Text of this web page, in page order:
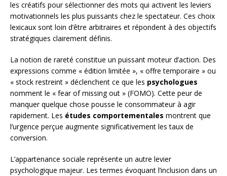
les créatifs pour sélectionner des mots qui activent les leviers
motivationnels les plus puissants chez le spectateur. Ces choix
lexicaux sont loin d’être arbitraires et répondent à des objectifs
stratégiques clairement définis.
La notion de rareté constitue un puissant moteur d’action. Des
expressions comme « édition limitée », « offre temporaire » ou
« stock restreint » déclenchent ce que les psychologues
nomment le « fear of missing out » (FOMO). Cette peur de
manquer quelque chose pousse le consommateur à agir
rapidement. Les études comportementales montrent que
l’urgence perçue augmente significativement les taux de
conversion.
L’appartenance sociale représente un autre levier
psychologique majeur. Les termes évoquant l’inclusion dans un